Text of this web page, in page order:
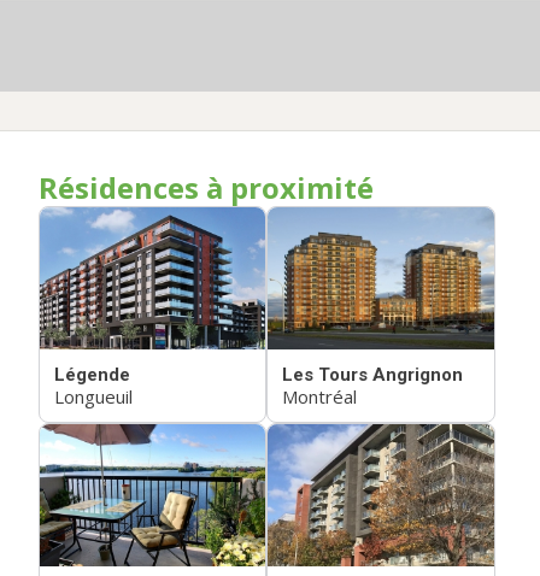
Résidences à proximité
Légende
Longueuil
Les Tours Angrignon
Montréal